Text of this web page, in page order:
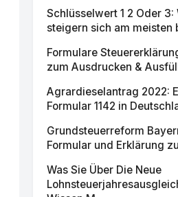
Schlüsselwert 1 2 Oder 3:
steigern sich am meisten
Formulare
zum Ausdrucken &
Agrardieselantrag 2022:
Formular 1142 in
Grundsteuerreform
Formular und Erklärung
Was Sie Über Die Neue